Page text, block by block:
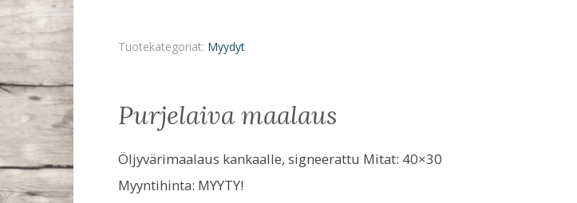
Tuotekategoriat: Myydyt
purjelaiva maalaus
Öljyvärimaalaus kankaalle, signeerattu Mitat: 40×30
Myyntihinta: MYYTY!